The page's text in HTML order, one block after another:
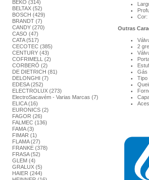
BEKO (314)
BELTAX (52)
BOSCH (429)
BRANDT (7)
CANDY (270)
CASO (47)
CATA (517)
CECOTEC (385)
CENTURY (43)
COFRIMELL (2)
CORBERÓ (2)
DE DIETRICH (81)
DELONGHI (7)
EDESA (252)
ELECTROLUX (273)
ElectroSacavém - Varias Marcas (7)
ELICA (16)
EURONICS (2)
FAGOR (26)
FALMEC (136)
FAMA (3)
FIMAR (1)
FLAMA (27)
FRANKE (378)
FRASA (52)
GLEM (4)
GRALUX (5)
HAIER (244)
Cor:
Outras
2
Gás
Tipo